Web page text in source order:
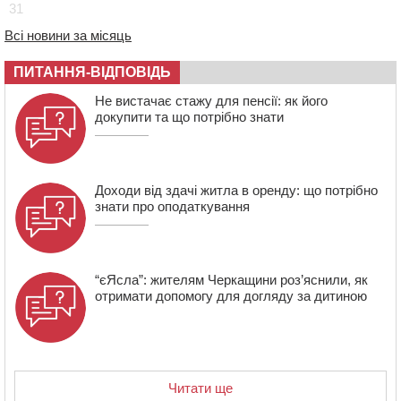
10:15 У Черкасах водій Audi Q5 спричинив аварію, не
09:42 “Черкасиводоканал” пропонує підвищити
тарифи на воду та водовідведення з 2027 року
31
Всі новини за місяць
ПИТАННЯ-ВІДПОВІДЬ
Не вистачає стажу для пенсії: як його
докупити та що потрібно знати
Доходи від здачі житла в оренду: що потрібно
знати про оподаткування
“єЯсла”: жителям Черкащини роз’яснили, як
отримати допомогу для догляду за дитиною
Читати ще